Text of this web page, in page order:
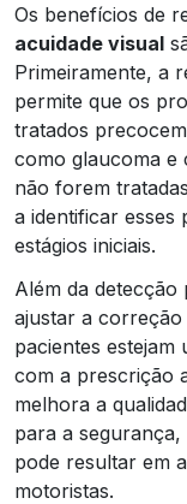
Os benefícios de
acuidade visual
Primeiramente, a
permite que os
tratados
como glaucoma e
não forem
a identificar esses
estágios iniciais.
Além da detecção
ajustar a correção
pacientes
com a prescrição
melhora a
para a
pode resultar em
motoristas.